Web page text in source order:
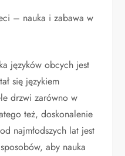
– nauka i zabawa w
języków obcych jest
się językiem
drzwi zarówno w
też, doskonalenie
najmłodszych lat jest
aby nauka